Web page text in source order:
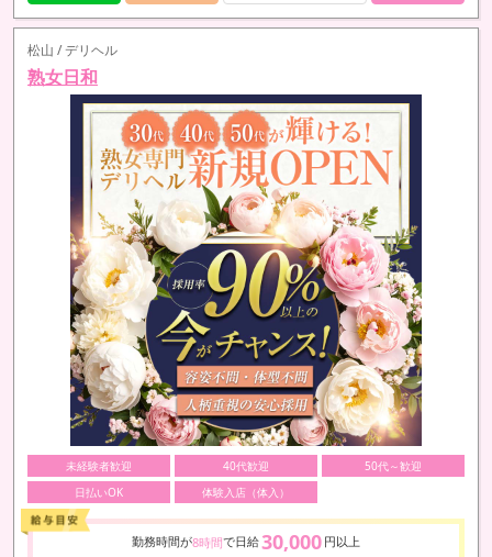
松山 / デリヘル
熟女日和
未経験者歓迎 40代歓迎
50代～歓迎
日払いOK
体験入店（体入）
勤務時間が8時間で日給30,000 円以上